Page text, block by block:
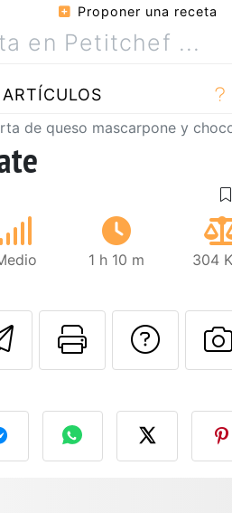
Proponer una receta
ARTÍCULOS
de queso mascarpone y
1 h 10 m 304
Enviar esta
Imprimir